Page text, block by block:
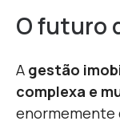
O futuro
A gestão
complexa e
enormemente